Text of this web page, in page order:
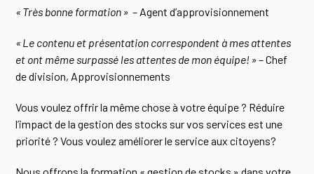
« Très bonne formation » – Agent d’approvisionnement
« Le contenu et présentation correspondent à mes attentes
et ont même surpassé les attentes de mon équipe! »–Chef
de division, Approvisionnements
Vous voulez offrir la même chose à votre équipe ? Réduire
l’impact de la gestion des stocks sur vos services est une
priorité ? Vous voulez améliorer le service aux citoyens?